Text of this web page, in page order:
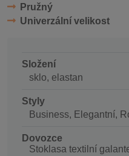
Pružný
Univerzální velikost
Složení
sklo, elastan
Styly
Business, Elegantní,
Dovozce
Stoklasa textilní